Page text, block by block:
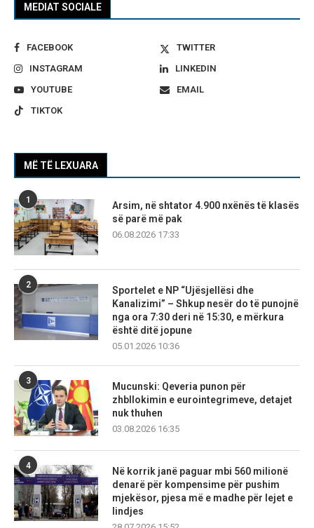
MEDIAT SOCIALE
FACEBOOK
TWITTER
INSTAGRAM
LINKEDIN
YOUTUBE
EMAIL
TIKTOK
MË TË LEXUARA
1
Arsim, në shtator 4.900 nxënës të klasës
së parë më pak
06.08.2026 17:33
2
Sportelet e NP “Ujësjellësi dhe
Kanalizimi” – Shkup nesër do të punojnë
nga ora 7:30 deri në 15:30, e mërkura
është ditë jopune
05.01.2026 10:36
3
Mucunski: Qeveria punon për
zhbllokimin e eurointegrimeve, detajet
nuk thuhen
03.08.2026 16:35
4
Në korrik janë paguar mbi 560 milionë
denarë për kompensime për pushim
mjekësor, pjesa më e madhe për lejet e
lindjes